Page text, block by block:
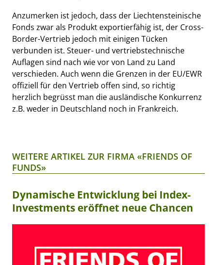
Anzumerken ist jedoch, dass der Liechtensteinische
Fonds zwar als Produkt exportierfähig ist, der Cross-
Border-Vertrieb jedoch mit einigen Tücken
verbunden ist. Steuer- und vertriebstechnische
Auflagen sind nach wie vor von Land zu Land
verschieden. Auch wenn die Grenzen in der EU/EWR
offiziell für den Vertrieb offen sind, so richtig
herzlich begrüsst man die ausländische Konkurrenz
z.B. weder in Deutschland noch in Frankreich.
WEITERE ARTIKEL ZUR FIRMA «FRIENDS OF
FUNDS»
Dynamische Entwicklung bei Index-
Investments eröffnet neue Chancen